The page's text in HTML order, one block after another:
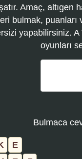
Amaç, altıgen
bulmak, puanları
yapabilirsiniz.
oyunları
Bulmaca
E